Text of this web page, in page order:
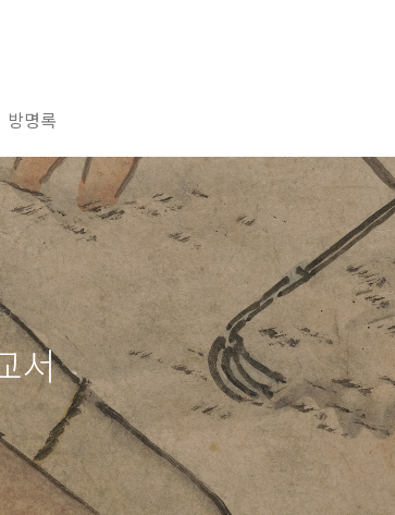
방명록
서